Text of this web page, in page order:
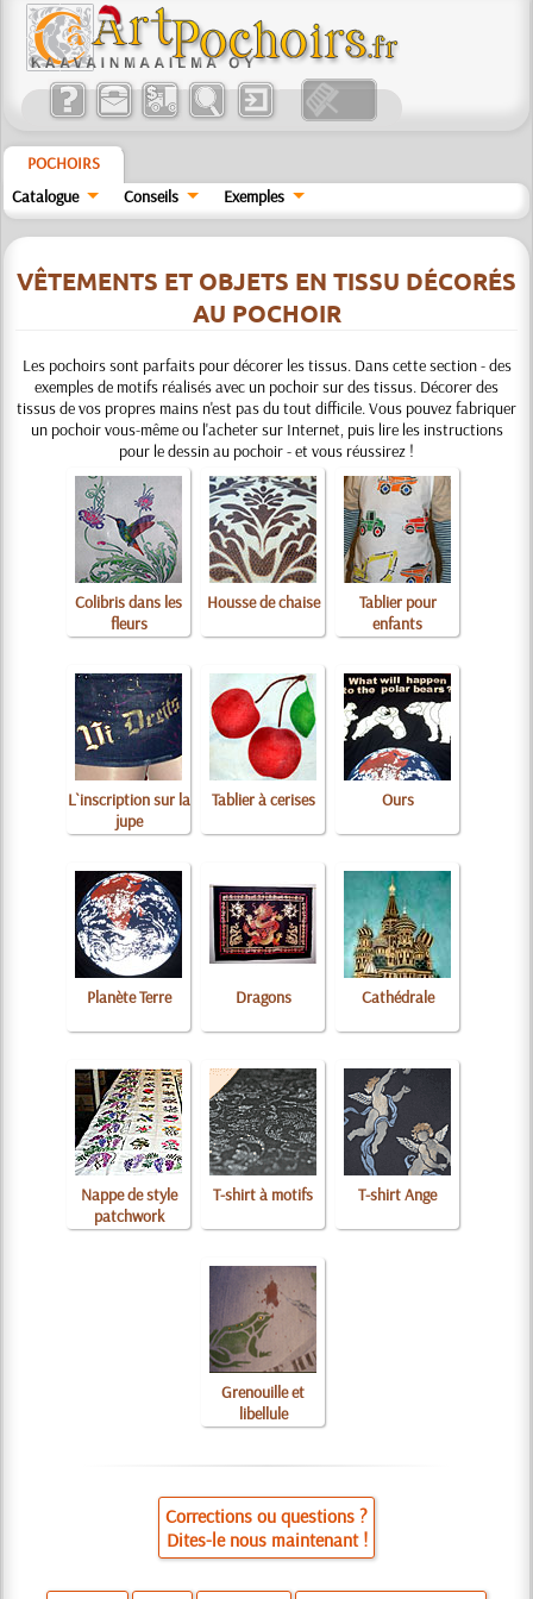
POCHOIRS
Catalogue
Conseils Exemples
VÊTEMENTS ET OBJETS EN TISSU DÉCORÉS
AU POCHOIR
Les pochoirs sont parfaits pour décorer les tissus. Dans cette section - des
exemples de motifs réalisés avec un pochoir sur des tissus. Décorer des
tissus de vos propres mains n'est pas du tout difficile. Vous pouvez fabriquer
un pochoir vous-même ou l'acheter sur Internet, puis lire les instructions
pour le dessin au pochoir - et vous réussirez !
Colibris dans les
fleurs
Housse de chaise
Tablier pour
enfants
L`inscription sur la
jupe
Tablier à cerises Ours
Planète Terre Dragons Cathédrale
Nappe de style
patchwork
T-shirt à motifs T-shirt Ange
Grenouille et
libellule
Corrections ou questions ?
Dites-le nous maintenant !